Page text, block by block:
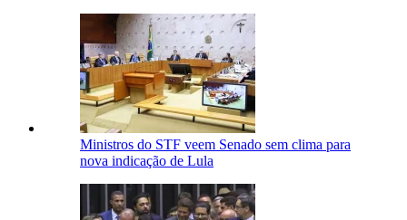
Ministros do STF veem Senado sem clima para
nova indicação de Lula